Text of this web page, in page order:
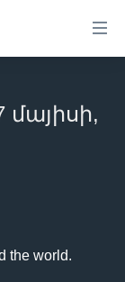
the world.